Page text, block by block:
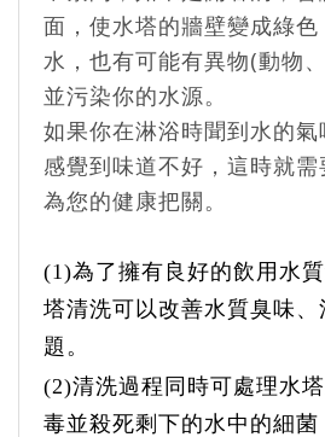
面，使水塔的牆壁變成綠
水，也有可能有異物(動物
並污染你的水源。
如果你在淋浴時聞到水的
感覺到味道不好，這時就
為您的健康把關。
(1)為了擁有良好的飲用水
塔清洗可以改善水質臭味、
題。
(2)清洗過程同時可處理水
毒並殺死剩下的水中的細